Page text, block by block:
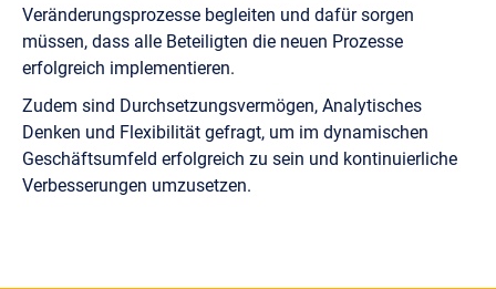
Veränderungsprozesse begleiten und dafür sorgen
müssen, dass alle Beteiligten die neuen Prozesse
erfolgreich implementieren.
Zudem sind Durchsetzungsvermögen, Analytisches
Denken und Flexibilität gefragt, um im dynamischen
Geschäftsumfeld erfolgreich zu sein und kontinuierliche
Verbesserungen umzusetzen.